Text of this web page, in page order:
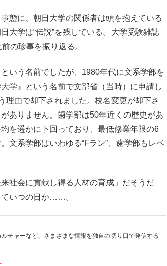
態に、朝日大学の関係者は頭を抱えている
大学は“伝説”を残している。大学受験雑誌
の珍事を振り返る。
いう名前でしたが、1980年代に文系学部を
学』という名前で文部省（当時）に申請し
理由で却下されました。校名変更が却下さ
ありません。歯学部は50年近くの歴史があ
を遥かに下回っており、最低修業年限の6
文系学部はいわゆる“Fラン”、歯学部もレベ
社会に貢献し得る人材の育成」だそうだ
ていつの日か……。
チャーなど、さまざまな情報を独自の切り口で発信する